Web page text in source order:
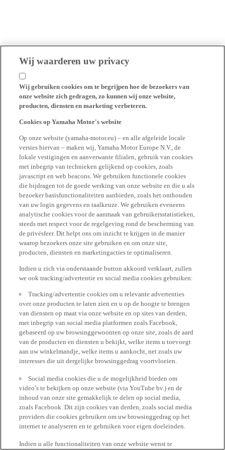
Wij waarderen uw privacy
Wij gebruiken cookies om te begrijpen hoe de bezoekers van
onze website zich gedragen, zo kunnen wij onze website,
producten, diensten en marketing verbeteren.
Cookies op Yamaha Motor's website
Op onze website (yamaha-motor.eu) – en alle afgeleide locale
versies hiervan – maken wij, Yamaha Motor Europe N.V., de
lokale vestigingen en aanverwante filialen, gebruik van cookies
met inbegrip van technieken gelijkend op cookies, zoals
javascript en web beacons. We gebruiken functionele cookies
die bijdragen tot de goede werking van onze website en die u als
bezoeker basisfunctionaliteiten aanbieden, zoals het onthouden
van uw login gegevens en taalkeuze. We gebruiken eveneens
analytische cookies voor de aanmaak van gebruikersstatistieken,
steeds met respect voor de regelgeving rond de bescherming van
de privésfeer. Dit helpt ons om inzicht te krijgen in de manier
waarop bezoekers onze site gebruiken en om onze site,
producten, diensten en marketingacties te optimaliseren.
Indien u zich via onderstaande button akkoord verklaart, zullen
we ook tracking/advertentie en social media cookies gebruiken:
Tracking/advertentie cookies om u relevante advertenties
over onze producten te laten zien en u op de hoogte te brengen
van diensten op maat via onze website en op sites van derden,
met inbegrip van social media platformen zoals Facebook,
gebaseerd op uw browsinggewoonten op onze site, zoals de aard
van de producten en diensten u bekijkt, welke items u toevoegt
aan uw winkelmandje, welke items u aankocht, net zoals uw
interesses die uit dergelijke browsinggedrag voortvloeien.
Social media cookies die u de mogelijkheid bieden om
video’s te bekijken op onze website (via YouTube bv.) en de
inhoud van onze site gemakkelijk te delen op social media,
zoals Facebook. Dit zijn cookies van derden, zoals social media
providers die cookies gebruiken om uw browsinggedrag op het
internet te analyseren en te gebruiken voor eigen doeleinden.
Indien u alle functionaliteiten van onze website wenst te